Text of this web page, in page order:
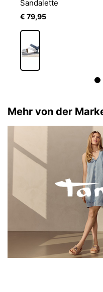
Sandalette
€ 79,95
Mehr von der